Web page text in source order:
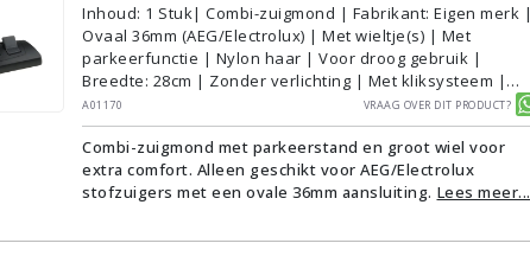
Inhoud: 1 Stuk| Combi-zuigmond | Fabrikant: Eigen merk |
Ovaal 36mm (AEG/Electrolux) | Met wieltje(s) | Met
parkeerfunctie | Nylon haar | Voor droog gebruik |
Breedte: 28cm | Zonder verlichting | Met kliksysteem |
Zwart | Alternatief | Geschikt voor vloertype:
Plavuizen/Tegels, Parket/Laminaat, PVC/Vinyl,
Tapijt/Vloerbedekking
A01170 Vraag over dit product?
Combi-zuigmond met parkeerstand en groot wiel voor
extra comfort. Alleen geschikt voor AEG/Electrolux
stofzuigers met een ovale 36mm aansluiting. Lees meer...